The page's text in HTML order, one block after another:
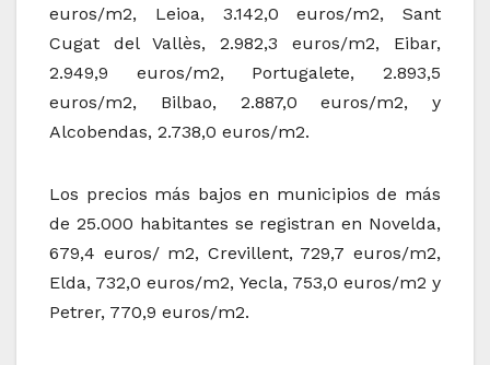
euros/m2, Leioa, 3.142,0 euros/m2, Sant
Cugat del Vallès, 2.982,3 euros/m2, Eibar,
2.949,9 euros/m2, Portugalete, 2.893,5
euros/m2, Bilbao, 2.887,0 euros/m2, y
Alcobendas, 2.738,0 euros/m2.
Los precios más bajos en municipios de más
de 25.000 habitantes se registran en Novelda,
679,4 euros/ m2, Crevillent, 729,7 euros/m2,
Elda, 732,0 euros/m2, Yecla, 753,0 euros/m2 y
Petrer, 770,9 euros/m2.